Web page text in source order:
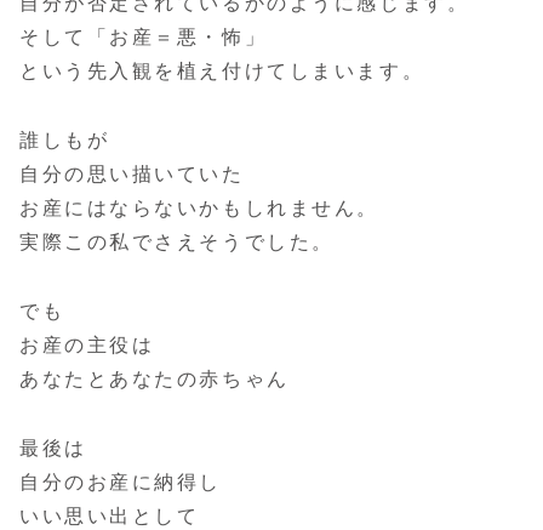
そして「お産＝悪・怖」
という先入観を植え付けてしまいます。
誰しもが
自分の思い描いていた
お産にはならないかもしれません。
実際この私でさえそうでした。
でも
お産の主役は
あなたとあなたの赤ちゃん
最後は
自分のお産に納得し
いい思い出として